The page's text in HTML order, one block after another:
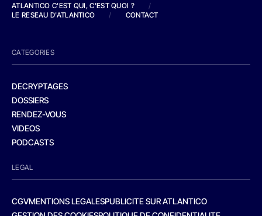
ATLANTICO C'EST QUI, C'EST QUOI ?
/
LE RESEAU D'ATLANTICO
/ CONTACT
CATEGORIES
DECRYPTAGES
DOSSIERS
RENDEZ-VOUS
VIDEOS
PODCASTS
LEGAL
CGVMENTIONS LEGALESPUBLICITE SUR ATLANTICO